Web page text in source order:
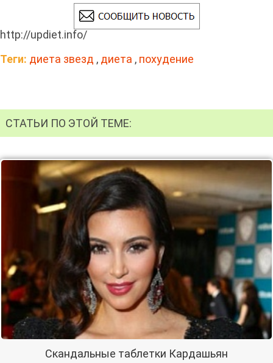
http://updiet.info/
Теги: диета звезд , диета , похудение
СТАТЬИ ПО ЭТОЙ ТЕМЕ:
Скандальные таблетки Кардашьян